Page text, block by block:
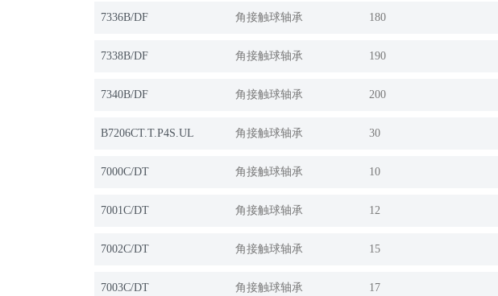
7336B/DF 角接触球轴承 180
7338B/DF 角接触球轴承 190
7340B/DF 角接触球轴承 200
B7206CT.T.P4S.UL 角接触球轴承 30
7000C/DT 角接触球轴承 10
7001C/DT 角接触球轴承 12
7002C/DT 角接触球轴承 15
7003C/DT 角接触球轴承 17